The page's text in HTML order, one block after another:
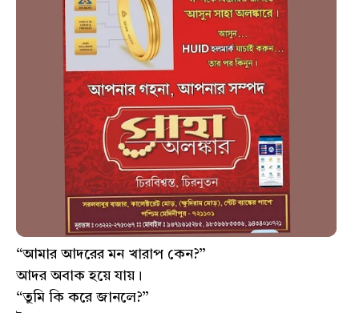
“আমার আদরের মন খারাপ কেন?”
আদর অবাক হয়ে যায়।
“তুমি কি করে জানলে?”